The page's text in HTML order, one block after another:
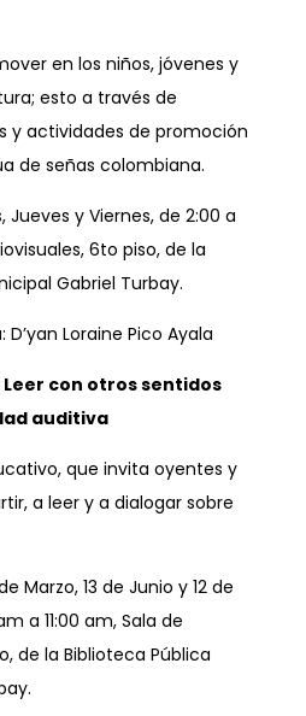
en los niños, jóvenes y
esto a través de
y actividades de promoción
de señas colombiana.
Jueves y Viernes, de 2:00 a
6to piso, de la
Gabriel Turbay.
Loraine Pico Ayala
con otros sentidos
auditiva
que invita oyentes y
a leer y a dialogar sobre
Marzo, 13 de Junio y 12 de
a 11:00 am, Sala de
de la Biblioteca Pública